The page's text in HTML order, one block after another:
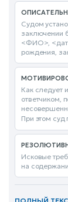
Судом
заключении
<ФИО>,
рождения,
Как следует
ответчиком,
При этом суд
Исковые
на
ПОЛНЫЙ